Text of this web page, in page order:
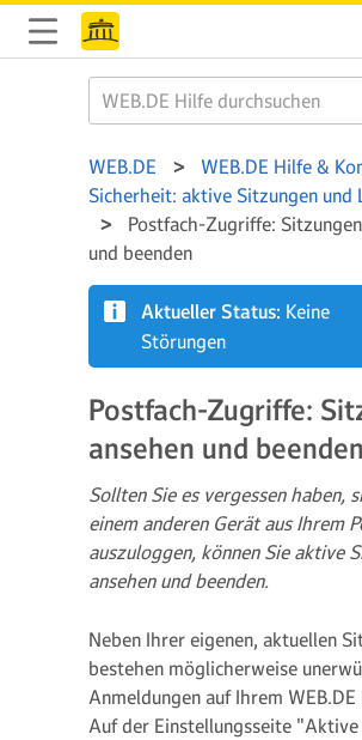
WEB.DE
WEB.DE Hilfe &
Sicherheit: aktive Sitzungen und
Postfach-Zugriffe:
und beenden
Aktueller Status: Keine
Störungen
Postfach-Zugriffe:
ansehen und beenden
Sollten Sie es vergessen haben,
einem anderen Gerät aus Ihrem
auszuloggen, können Sie aktive
ansehen und beenden.
Neben Ihrer eigenen, aktuellen
bestehen möglicherweise
Anmeldungen auf Ihrem WEB.DE
Auf der Einstellungsseite "Aktive